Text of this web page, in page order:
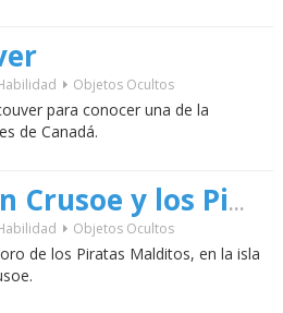
Objetos Ocultos
para conocer una de la
de Canadá.
Robinson Crusoe y los Piratas Malditos
Objetos Ocultos
de los Piratas Malditos, en la isla